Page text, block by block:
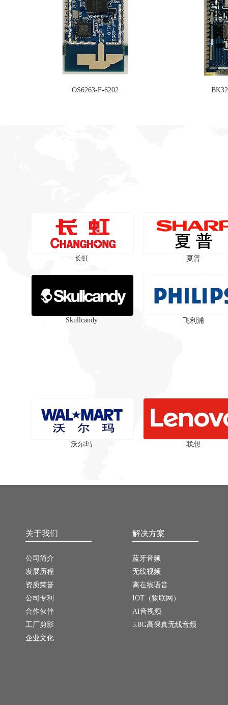
OS6263-F-6202
长虹 夏普
‌Skullcandy 飞利浦
沃尔玛 联想
关于我们
公司简介
发展历程
资质荣誉
公司专利
合作伙伴
工厂剪影
企业文化
解决方案
蓝牙音频
无线视频
离在线语音
IOT（物联网）
AI音视频
5.8G高保真无线音频